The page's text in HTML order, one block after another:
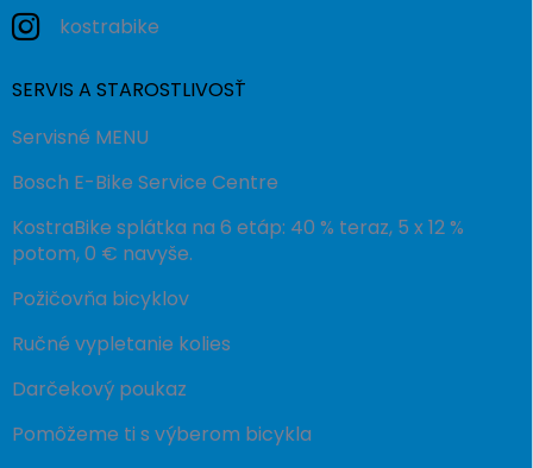
kostrabike
SERVIS A STAROSTLIVOSŤ
Servisné MENU
Bosch E-Bike Service Centre
KostraBike splátka na 6 etáp: 40 % teraz, 5 x 12 %
potom, 0 € navyše.
Požičovňa bicyklov
Ručné vypletanie kolies
Darčekový poukaz
Pomôžeme ti s výberom bicykla